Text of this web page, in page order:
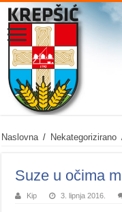
Naslovna / Nekategorizirano
Suze u očima
Kip 3. lipnja 2016.